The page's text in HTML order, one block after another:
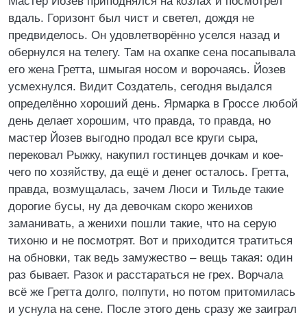
вдаль. Горизонт был чист и светел, дождя не
предвиделось. Он удовлетворённо уселся назад и
обернулся на телегу. Там на охапке сена посапывала
его жена Гретта, шмыгая носом и ворочаясь. Йозев
усмехнулся. Видит Создатель, сегодня выдался
определённо хороший день. Ярмарка в Гроссе любой
день делает хорошим, что правда, то правда, но
мастер Йозев выгодно продал все круги сыра,
перековал Рыжку, накупил гостинцев дочкам и кое-
чего по хозяйству, да ещё и денег осталось. Гретта,
правда, возмущалась, зачем Люси и Тильде такие
дорогие бусы, ну да девочкам скоро женихов
заманивать, а женихи пошли такие, что на серую
тихоню и не посмотрят. Вот и приходится тратиться
на обновки, так ведь замужество – вещь такая: один
раз бывает. Разок и расстараться не грех. Ворчала
всё же Гретта долго, полпути, но потом притомилась
и уснула на сене. После этого день сразу же заиграл